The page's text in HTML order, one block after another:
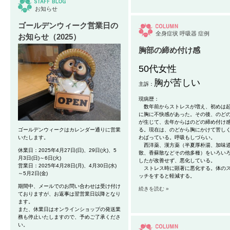
お知らせ
ゴールデンウィーク営業日の
お知らせ（2025）
ゴールデンウィークはカレンダー通りに営業
いたします。
休業日：2025年4月27日(日)、29日(火)、5
月3日(日)～6日(火)
営業日：2025年4月28日(月)、4月30日(水)
～5月2日(金)
期間中、メールでのお問い合わせは受け付け
ておりますが、お返事は翌営業日以降となり
ます。
また、休業日はオンラインショップの発送業
務も停止いたしますので、予めご了承くださ
い。
全身症状 呼吸器 症例
胸部の締め付け感
50代女性
主訴： 胸が苦しい
現病歴：
数年前からストレスが増え、初めは
に胸に不快感があった。その後、のど
が生じて、去年からはのどの締め付け
る。現在は、のどから胸にかけて苦し
わばっている。呼吸もしづらい。
西洋薬、漢方薬（半夏厚朴湯、加味
散、香蘇散などその他多種）をいろい
したが改善せず、悪化している。
ストレス時に顕著に悪化する。 体の
ッチをすると軽減する。
続きを読む »